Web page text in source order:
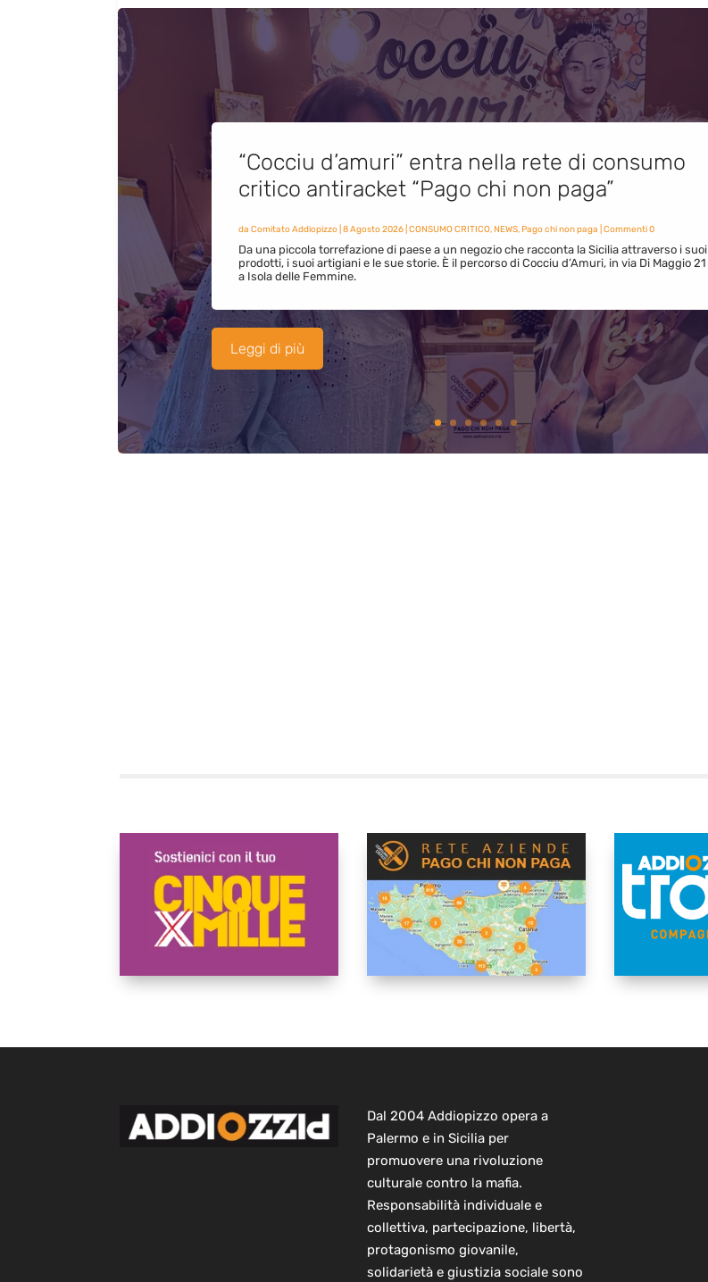
“Cocciu d’amuri” entra nella rete di consumo
critico antiracket “Pago chi non paga”
da Comitato Addiopizzo| 8 Agosto 2026| CONSUMO CRITICO,NEWS,Pago chi non paga | Commenti 0
Da una piccola torrefazione di paese a un negozio che racconta la Sicilia attraverso i suoi
prodotti, i suoi artigiani e le sue storie. È il percorso di Cocciu d’Amuri, in via Di Maggio 21
a Isola delle Femmine.
Leggi di più
Dal 2004 Addiopizzo opera a
Palermo e in Sicilia per
promuovere una rivoluzione
culturale contro la mafia.
Responsabilità individuale e
collettiva, partecipazione, libertà,
protagonismo giovanile,
solidarietà e giustizia sociale sono